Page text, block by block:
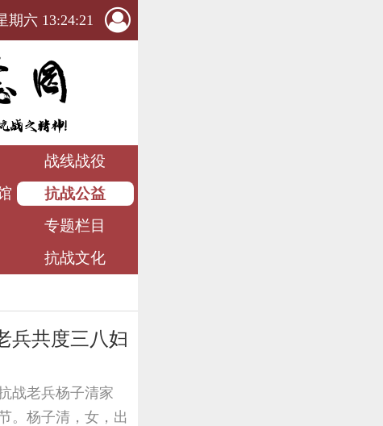
期六 13:24:23
战线战役
抗战公益
专题栏目
抗战文化
兵共度三八妇
战老兵杨子清家
。杨子清，女，出